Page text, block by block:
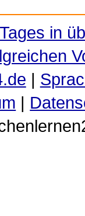
in
|
|